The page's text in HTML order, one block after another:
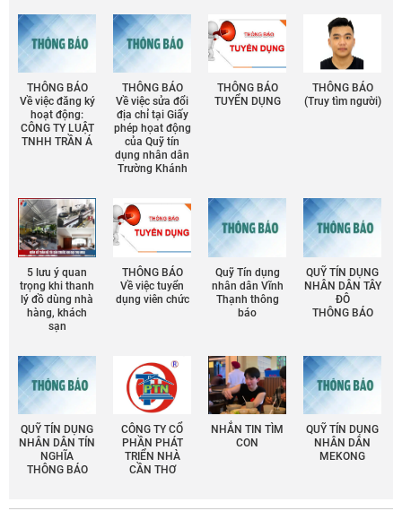
THÔNG BÁO
Về việc đăng ký
hoạt động:
CÔNG TY LUẬT
TNHH TRẦN Á
THÔNG BÁO
Về việc sửa đổi
địa chỉ tại Giấy
phép họat động
của Quỹ tín
dụng nhân dân
Trường Khánh
THÔNG BÁO
TUYỂN DỤNG
THÔNG BÁO
(Truy tìm người)
5 lưu ý quan
trọng khi thanh
lý đồ dùng nhà
hàng, khách
sạn
THÔNG BÁO
Về việc tuyển
dụng viên chức
Quỹ Tín dụng
nhân dân Vĩnh
Thạnh thông
báo
QUỸ TÍN DỤNG
NHÂN DÂN TÂY
ĐÔ
THÔNG BÁO
QUỸ TÍN DỤNG
NHÂN DÂN TÍN
NGHĨA
THÔNG BÁO
CÔNG TY CỔ
PHẦN PHÁT
TRIỂN NHÀ
CẦN THƠ
NHẮN TIN TÌM
CON
QUỸ TÍN DỤNG
NHÂN DÂN
MEKONG